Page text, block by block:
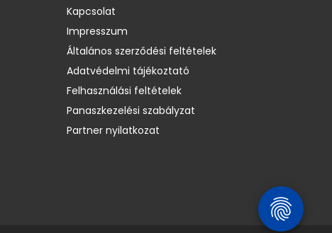
Kapcsolat
Impresszum
Általános szerződési feltételek
Adatvédelmi tájékoztató
Felhasználási feltételek
Panaszkezelési szabályzat
Partner nyilatkozat